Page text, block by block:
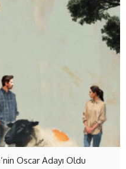
Oscar Adayı Oldu